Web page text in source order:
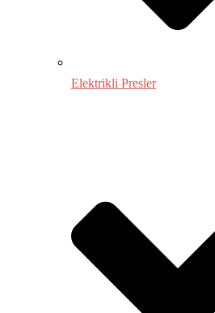
Elektrikli Presler